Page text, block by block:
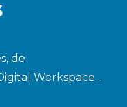
de
Workspace...